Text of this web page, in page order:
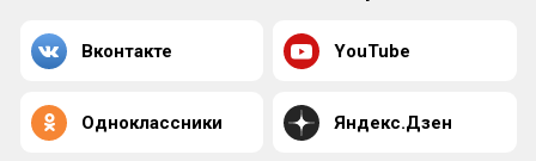
Вконтакте YouTube
Одноклассники Яндекс.Дзен